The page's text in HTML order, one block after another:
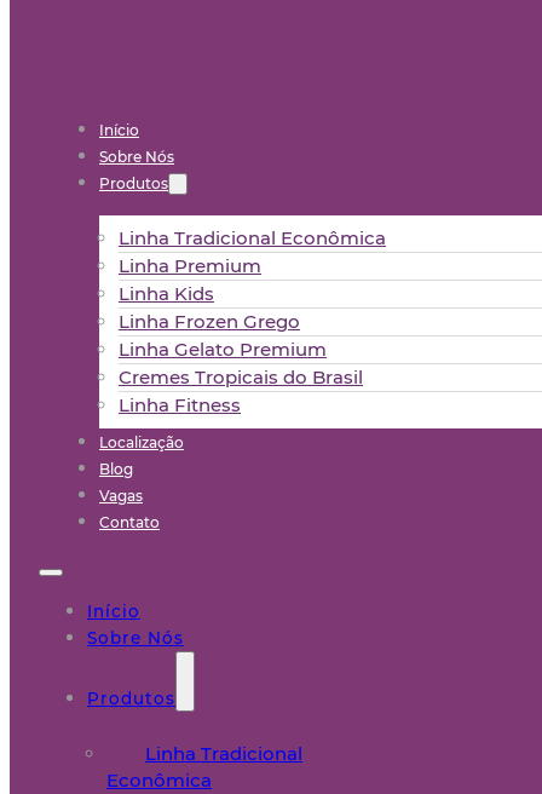
Início
Sobre Nós
Produtos
Linha Tradicional Econômica
Linha Premium
Linha Kids
Linha Frozen Grego
Linha Gelato Premium
Cremes Tropicais do Brasil
Linha Fitness
Localização
Blog
Vagas
Contato
Início
Sobre Nós
Produtos
Linha Tradicional
Econômica